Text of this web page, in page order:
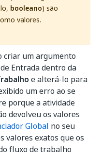
booleano) são
valores.
criar um argumento
Entrada dentro da
e alterá-lo para
um erro ao se
porque a atividade
devolveu os valores
Global no seu
valores exatos que os
fluxo de trabalho